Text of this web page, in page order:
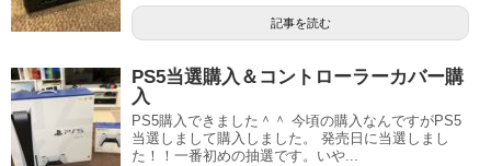
記事を読む
PS5当選購入＆コントローラーカバー購
入
PS5購入できました＾＾ 今頃の購入なんですがPS5
当選しまして購入しました。 発売日に当選しまし
た！！一番初めの抽選です。いや...